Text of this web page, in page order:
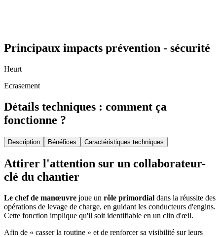
Principaux impacts prévention - sécurité
Heurt
Ecrasement
Détails techniques : comment ça
fonctionne ?
Description Bénéfices Caractéristiques techniques
Attirer l'attention sur un collaborateur-
clé du chantier
Le chef de manœuvre joue un rôle primordial dans la réussite des
opérations de levage de charge, en guidant les conducteurs d'engins.
Cette fonction implique qu'il soit identifiable en un clin d'œil.
Afin de « casser la routine » et de renforcer sa visibilité sur leurs